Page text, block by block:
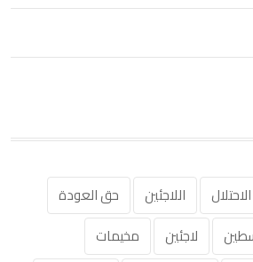
الاحتلال اللاجئين
حق العودة
لاجئين
مخيمات